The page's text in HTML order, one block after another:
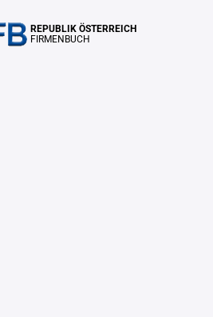
REPUBLIK ÖSTERREICH
FIRMENBUCH